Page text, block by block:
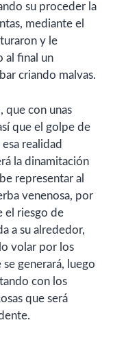
su proceder la
mediante el
y le
al final un
criando malvas.
que con unas
que el golpe de
realidad
la dinamitación
representar al
venenosa, por
el riesgo de
a su alrededor,
volar por los
generará, luego
con los
que será